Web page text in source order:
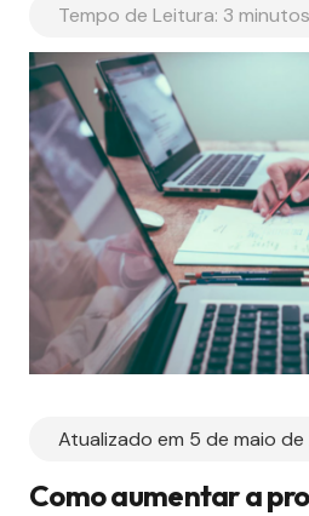
Tempo de Leitura: 3 minutos
Atualizado em 5 de maio
Como aumentar a